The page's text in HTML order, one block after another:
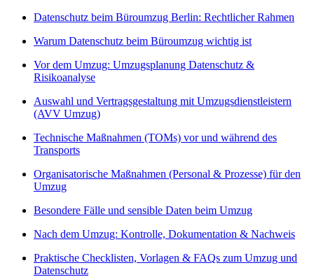
Datenschutz beim Büroumzug Berlin: Rechtlicher Rahmen
Warum Datenschutz beim Büroumzug wichtig ist
Vor dem Umzug: Umzugsplanung Datenschutz &
Risikoanalyse
Auswahl und Vertragsgestaltung mit Umzugsdienstleistern
(AVV Umzug)
Technische Maßnahmen (TOMs) vor und während des
Transports
Organisatorische Maßnahmen (Personal & Prozesse) für den
Umzug
Besondere Fälle und sensible Daten beim Umzug
Nach dem Umzug: Kontrolle, Dokumentation & Nachweis
Praktische Checklisten, Vorlagen & FAQs zum Umzug und
Datenschutz